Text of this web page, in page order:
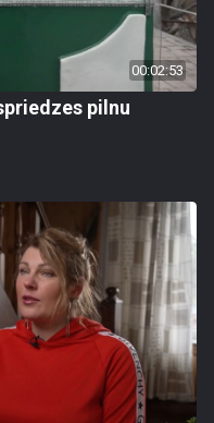
00:02:53
pilnu